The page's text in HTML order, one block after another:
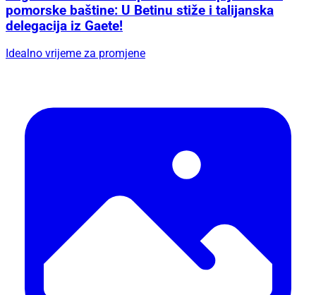
pomorske baštine: U Betinu stiže i talijanska
delegacija iz Gaete!
Idealno vrijeme za promjene